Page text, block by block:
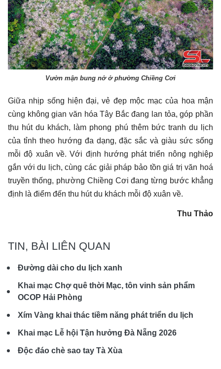
Vườn mận bung nở ở phường Chiềng Cơi
Giữa nhịp sống hiện đại, vẻ đẹp mộc mạc của hoa mận
cùng không gian văn hóa Tây Bắc đang lan tỏa, góp phần
thu hút du khách, làm phong phú thêm bức tranh du lịch
của tỉnh theo hướng đa dạng, đặc sắc và giàu sức sống
mỗi độ xuân về. Với định hướng phát triển nông nghiệp
gắn với du lịch, cùng các giải pháp bảo tồn giá trị văn hoá
truyền thống, phường Chiềng Cơi đang từng bước khẳng
định là điểm đến thu hút du khách mỗi độ xuân về.
Thu Thảo
TIN, BÀI LIÊN QUAN
Đường dài cho du lịch xanh
Khai mạc Chợ quê thời Mạc, tôn vinh sản phẩm
OCOP Hải Phòng
Xím Vàng khai thác tiềm năng phát triển du lịch
Khai mạc Lễ hội Tận hưởng Đà Nẵng 2026
Độc đáo chè sao tay Tà Xùa